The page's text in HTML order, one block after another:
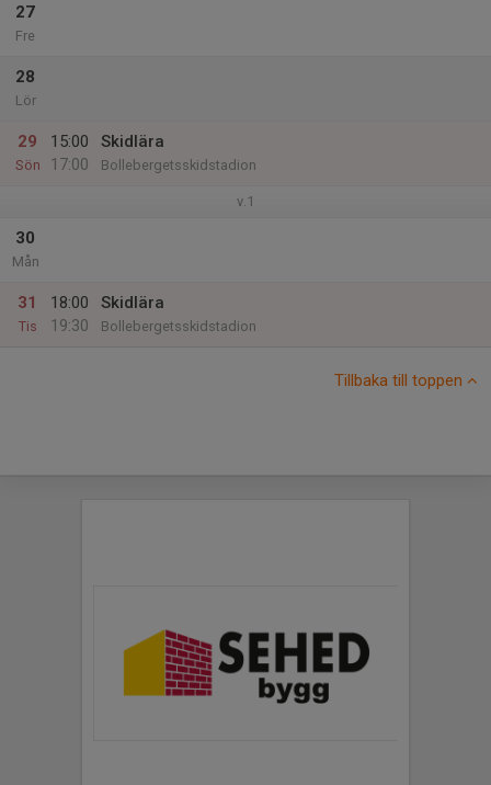
27
Fre
28
Lör
29
Sön
15:00
17:00
Skidlära
Bollebergetsskidstadion
v.1
30
Mån
31
Tis
18:00
19:30
Skidlära
Bollebergetsskidstadion
Tillbaka till toppen